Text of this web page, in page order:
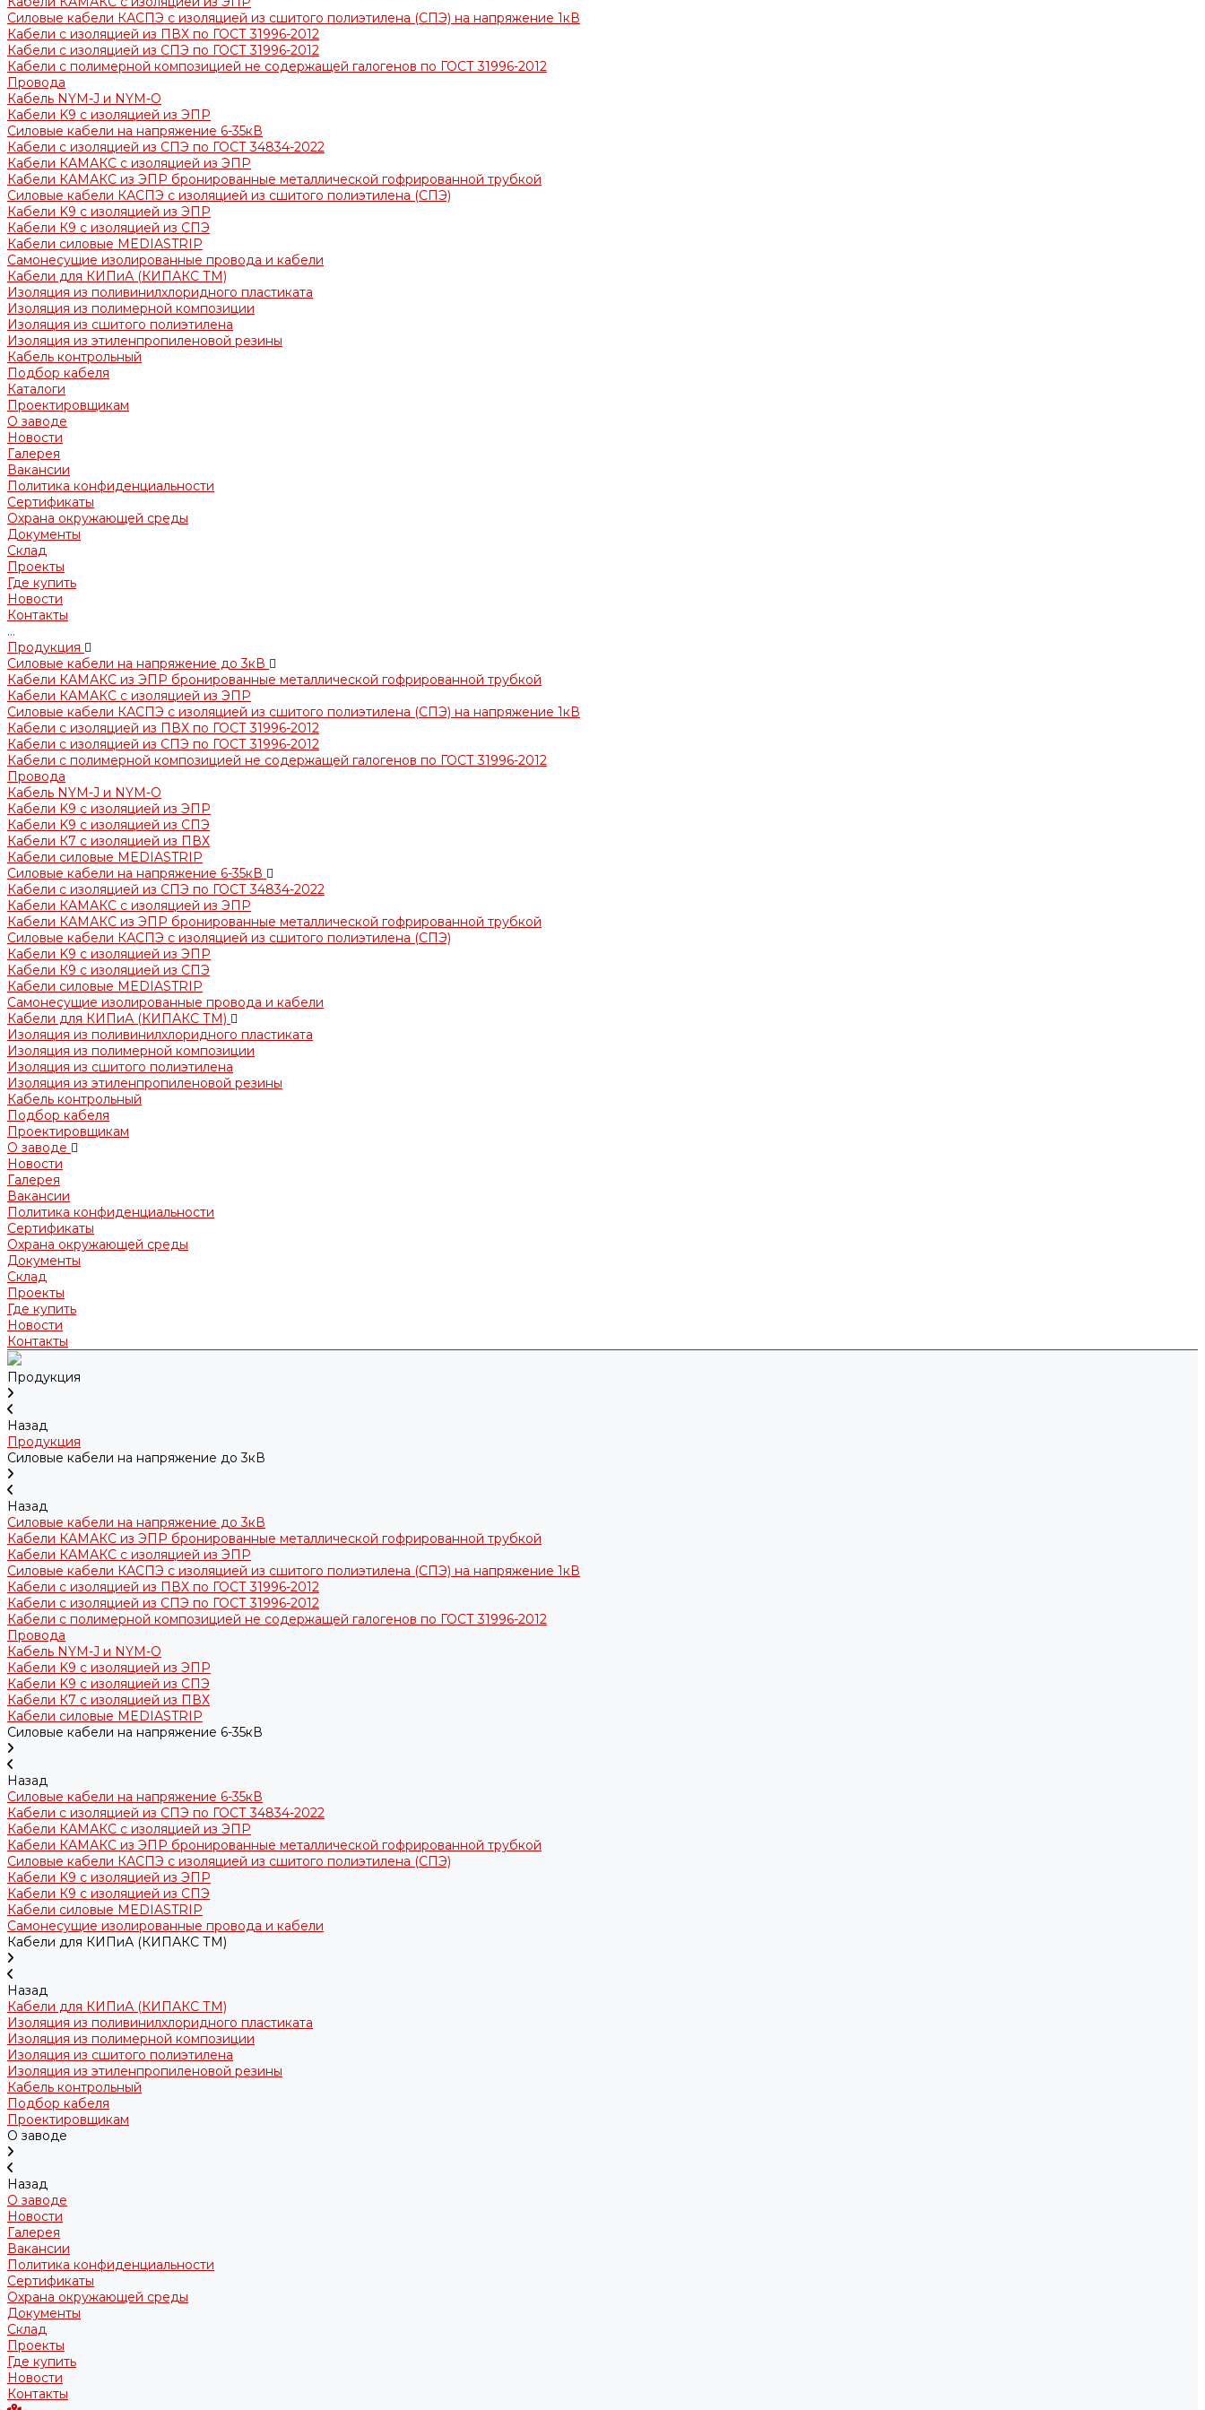
Силовые кабели КАСПЭ с изоляцией из сшитого полиэтилена (СПЭ) на напряжение 1кВ
Кабели с изоляцией из ПВХ по ГОСТ 31996-2012
Кабели с изоляцией из СПЭ по ГОСТ 31996-2012
Кабели с полимерной композицией не содержащей галогенов по ГОСТ 31996-2012
Провода
Кабель NYM-J и NYM-O
Кабели K9 с изоляцией из ЭПР
Силовые кабели на напряжение 6-35кВ
Кабели с изоляцией из СПЭ по ГОСТ 34834-2022
Кабели КАМАКС с изоляцией из ЭПР
Кабели КАМАКС из ЭПР бронированные металлической гофрированной трубкой
Силовые кабели КАСПЭ с изоляцией из сшитого полиэтилена (СПЭ)
Кабели K9 с изоляцией из ЭПР
Кабели К9 с изоляцией из СПЭ
Кабели силовые MEDIASTRIP
Самонесущие изолированные провода и кабели
Кабели для КИПиА (КИПАКС ТМ)
Изоляция из поливинилхлоридного пластиката
Изоляция из полимерной композиции
Изоляция из сшитого полиэтилена
Изоляция из этиленпропиленовой резины
Кабель контрольный
Подбор кабеля
Каталоги
Проектировщикам
О заводе
Новости
Галерея
Вакансии
Политика конфиденциальности
Сертификаты
Охрана окружающей среды
Документы
Склад
Проекты
Где купить
Новости
Контакты
...
Продукция
Силовые кабели на напряжение до 3кВ
Кабели КАМАКС из ЭПР бронированные металлической гофрированной трубкой
Кабели КАМАКС с изоляцией из ЭПР
Силовые кабели КАСПЭ с изоляцией из сшитого полиэтилена (СПЭ) на напряжение 1кВ
Кабели с изоляцией из ПВХ по ГОСТ 31996-2012
Кабели с изоляцией из СПЭ по ГОСТ 31996-2012
Кабели с полимерной композицией не содержащей галогенов по ГОСТ 31996-2012
Провода
Кабель NYM-J и NYM-O
Кабели K9 с изоляцией из ЭПР
Кабели K9 с изоляцией из СПЭ
Кабели К7 с изоляцией из ПВХ
Кабели силовые MEDIASTRIP
Силовые кабели на напряжение 6-35кВ
Кабели с изоляцией из СПЭ по ГОСТ 34834-2022
Кабели КАМАКС с изоляцией из ЭПР
Кабели КАМАКС из ЭПР бронированные металлической гофрированной трубкой
Силовые кабели КАСПЭ с изоляцией из сшитого полиэтилена (СПЭ)
Кабели K9 с изоляцией из ЭПР
Кабели К9 с изоляцией из СПЭ
Кабели силовые MEDIASTRIP
Самонесущие изолированные провода и кабели
Кабели для КИПиА (КИПАКС ТМ)
Изоляция из поливинилхлоридного пластиката
Изоляция из полимерной композиции
Изоляция из сшитого полиэтилена
Изоляция из этиленпропиленовой резины
Кабель контрольный
Подбор кабеля
Проектировщикам
О заводе
Новости
Галерея
Вакансии
Политика конфиденциальности
Сертификаты
Охрана окружающей среды
Документы
Склад
Проекты
Где купить
Новости
Контакты
Продукция
Назад
Продукция
Силовые кабели на напряжение до 3кВ
Назад
Силовые кабели на напряжение до 3кВ
Кабели КАМАКС из ЭПР бронированные металлической гофрированной трубкой
Кабели КАМАКС с изоляцией из ЭПР
Силовые кабели КАСПЭ с изоляцией из сшитого полиэтилена (СПЭ) на напряжение 1кВ
Кабели с изоляцией из ПВХ по ГОСТ 31996-2012
Кабели с изоляцией из СПЭ по ГОСТ 31996-2012
Кабели с полимерной композицией не содержащей галогенов по ГОСТ 31996-2012
Провода
Кабель NYM-J и NYM-O
Кабели K9 с изоляцией из ЭПР
Кабели K9 с изоляцией из СПЭ
Кабели К7 с изоляцией из ПВХ
Кабели силовые MEDIASTRIP
Силовые кабели на напряжение 6-35кВ
Назад
Силовые кабели на напряжение 6-35кВ
Кабели с изоляцией из СПЭ по ГОСТ 34834-2022
Кабели КАМАКС с изоляцией из ЭПР
Кабели КАМАКС из ЭПР бронированные металлической гофрированной трубкой
Силовые кабели КАСПЭ с изоляцией из сшитого полиэтилена (СПЭ)
Кабели K9 с изоляцией из ЭПР
Кабели К9 с изоляцией из СПЭ
Кабели силовые MEDIASTRIP
Самонесущие изолированные провода и кабели
Кабели для КИПиА (КИПАКС ТМ)
Назад
Кабели для КИПиА (КИПАКС ТМ)
Изоляция из поливинилхлоридного пластиката
Изоляция из полимерной композиции
Изоляция из сшитого полиэтилена
Изоляция из этиленпропиленовой резины
Кабель контрольный
Подбор кабеля
Проектировщикам
О заводе
Назад
О заводе
Новости
Галерея
Вакансии
Политика конфиденциальности
Сертификаты
Охрана окружающей среды
Документы
Склад
Проекты
Где купить
Новости
Контакты